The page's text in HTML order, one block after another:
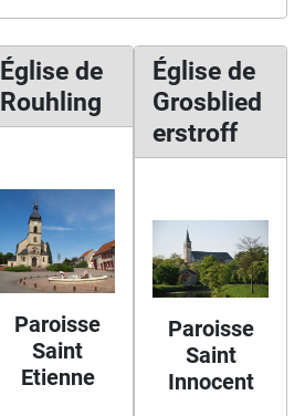
Église de
Rouhling
Paroisse
Saint
Etienne
Église de
Grosblied
erstroff
Paroisse
Saint
Innocent